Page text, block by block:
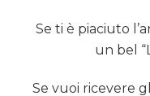
Se ti è piaciuto
un bel
Se vuoi ricevere